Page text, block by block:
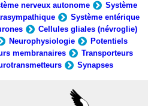
nerveux autonome
Système
Système entérique
Cellules gliales (névroglie)
Neurophysiologie
Potentiels
membranaires
Transporteurs
Synapses